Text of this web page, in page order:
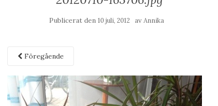
Publicerat den 10 juli, 2012 av Annika
Föregående